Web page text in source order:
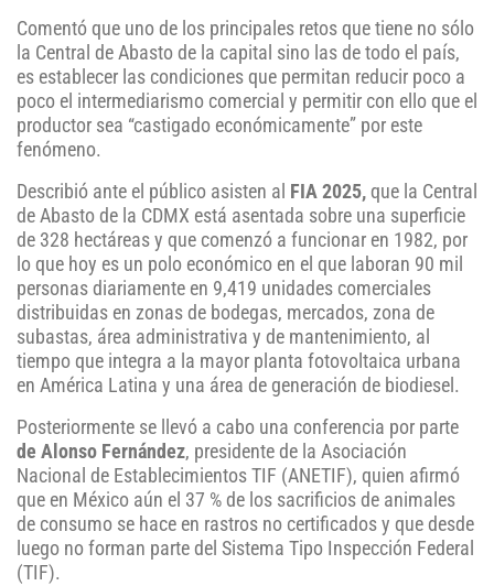
Comentó que uno de los principales retos que tiene no sólo
la Central de Abasto de la capital sino las de todo el país,
es establecer las condiciones que permitan reducir poco a
poco el intermediarismo comercial y permitir con ello que el
productor sea “castigado económicamente” por este
fenómeno.
Describió ante el público asisten al FIA 2025, que la Central
de Abasto de la CDMX está asentada sobre una superficie
de 328 hectáreas y que comenzó a funcionar en 1982, por
lo que hoy es un polo económico en el que laboran 90 mil
personas diariamente en 9,419 unidades comerciales
distribuidas en zonas de bodegas, mercados, zona de
subastas, área administrativa y de mantenimiento, al
tiempo que integra a la mayor planta fotovoltaica urbana
en América Latina y una área de generación de biodiesel.
Posteriormente se llevó a cabo una conferencia por parte
de Alonso Fernández, presidente de la Asociación
Nacional de Establecimientos TIF (ANETIF), quien afirmó
que en México aún el 37 % de los sacrificios de animales
de consumo se hace en rastros no certificados y que desde
luego no forman parte del Sistema Tipo Inspección Federal
(TIF).